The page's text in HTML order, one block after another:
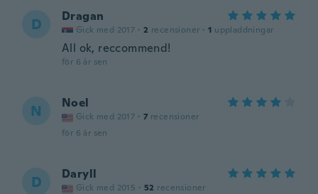
D Dragan
Gick med 2017 · 2 recensioner · 1 uppladdningar
All ok, reccommend!
för 6 år sen
N Noel
Gick med 2017 · 7 recensioner
för 6 år sen
D Daryll
Gick med 2015 · 52 recensioner